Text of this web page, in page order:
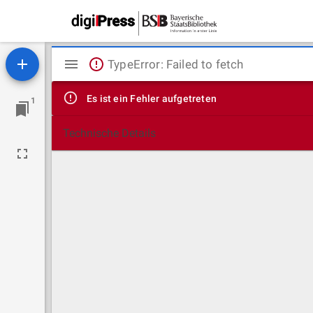
1
Mirador
Viewer
TypeError: Failed to fetch
Es ist ein Fehler aufgetreten
Technische Details